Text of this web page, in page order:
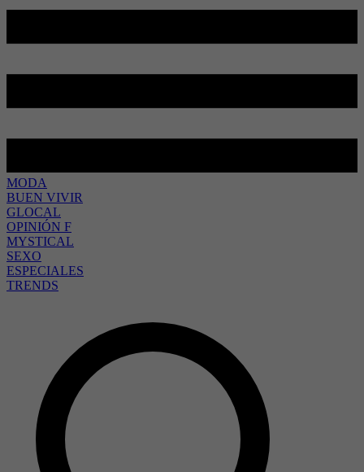
MODA
BUEN VIVIR
GLOCAL
OPINIÓN F
MYSTICAL
SEXO
ESPECIALES
TRENDS